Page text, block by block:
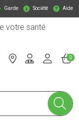
Garde Société Aide
votre santé
à votre service
0